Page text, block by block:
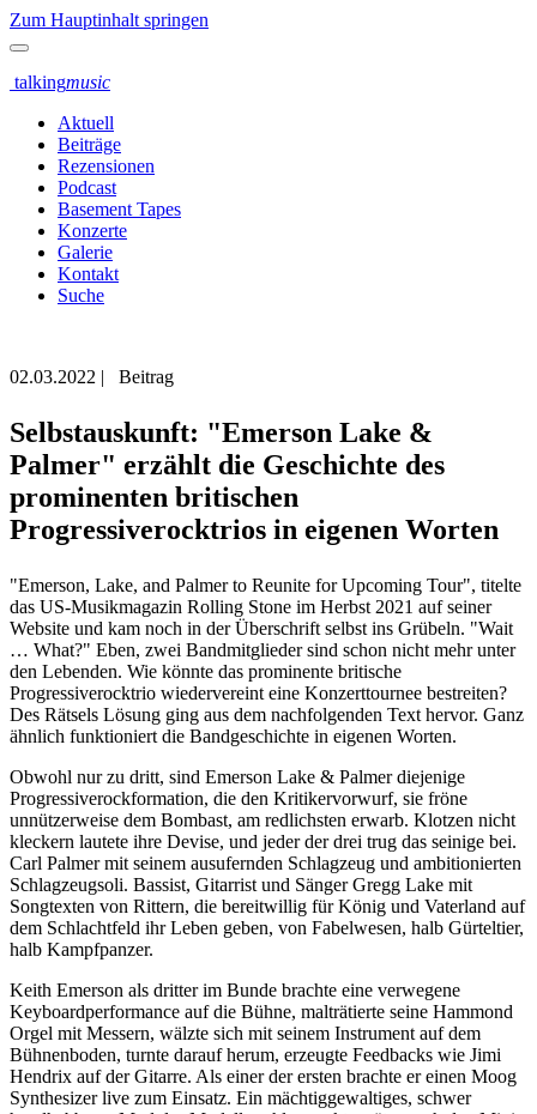
Zum Hauptinhalt springen
talkingmusic
Aktuell
Beiträge
Rezensionen
Podcast
Basement Tapes
Konzerte
Galerie
Kontakt
Suche
02.03.2022 | Beitrag
Selbstauskunft: "Emerson Lake &
Palmer" erzählt die Geschichte des
prominenten britischen
Progressiverocktrios in eigenen Worten
"Emerson, Lake, and Palmer to Reunite for Upcoming Tour", titelte
das US-Musikmagazin Rolling Stone im Herbst 2021 auf seiner
Website und kam noch in der Überschrift selbst ins Grübeln. "Wait
… What?" Eben, zwei Bandmitglieder sind schon nicht mehr unter
den Lebenden. Wie könnte das prominente britische
Progressiverocktrio wiedervereint eine Konzerttournee bestreiten?
Des Rätsels Lösung ging aus dem nachfolgenden Text hervor. Ganz
ähnlich funktioniert die Bandgeschichte in eigenen Worten.
Obwohl nur zu dritt, sind Emerson Lake & Palmer diejenige
Progressiverockformation, die den Kritikervorwurf, sie fröne
unnützerweise dem Bombast, am redlichsten erwarb. Klotzen nicht
kleckern lautete ihre Devise, und jeder der drei trug das seinige bei.
Carl Palmer mit seinem ausufernden Schlagzeug und ambitionierten
Schlagzeugsoli. Bassist, Gitarrist und Sänger Gregg Lake mit
Songtexten von Rittern, die bereitwillig für König und Vaterland auf
dem Schlachtfeld ihr Leben geben, von Fabelwesen, halb Gürteltier,
halb Kampfpanzer.
Keith Emerson als dritter im Bunde brachte eine verwegene
Keyboardperformance auf die Bühne, malträtierte seine Hammond
Orgel mit Messern, wälzte sich mit seinem Instrument auf dem
Bühnenboden, turnte darauf herum, erzeugte Feedbacks wie Jimi
Hendrix auf der Gitarre. Als einer der ersten brachte er einen Moog
Synthesizer live zum Einsatz. Ein mächtiggewaltiges, schwer